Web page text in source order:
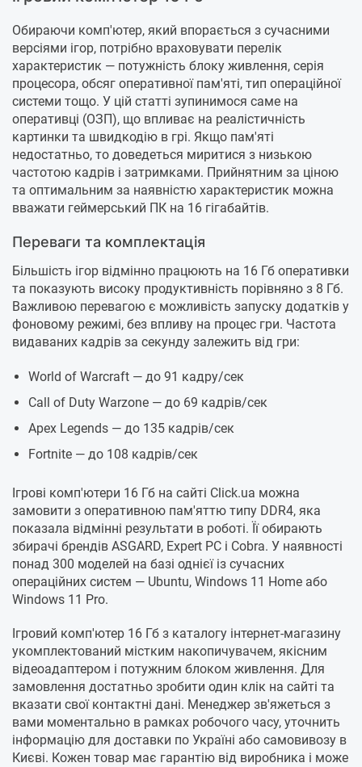
Обираючи комп'ютер, який впорається з сучасними
версіями ігор, потрібно враховувати перелік
характеристик — потужність блоку живлення, серія
процесора, обсяг оперативної пам'яті, тип операційної
системи тощо. У цій статті зупинимося саме на
оперативці (ОЗП), що впливає на реалістичність
картинки та швидкодію в грі. Якщо пам'яті
недостатньо, то доведеться миритися з низькою
частотою кадрів і затримками. Прийнятним за ціною
та оптимальним за наявністю характеристик можна
вважати геймерський ПК на 16 гігабайтів.
Переваги та комплектація
Більшість ігор відмінно працюють на 16 Гб оперативки
та показують високу продуктивність порівняно з 8 Гб.
Важливою перевагою є можливість запуску додатків у
фоновому режимі, без впливу на процес гри. Частота
видаваних кадрів за секунду залежить від гри:
World of Warcraft — до 91 кадру/сек
Call of Duty Warzone — до 69 кадрів/сек
Apex Legends — до 135 кадрів/сек
Fortnite — до 108 кадрів/сек
Ігрові комп'ютери 16 Гб на сайті Click.ua можна
замовити з оперативною пам'яттю типу DDR4, яка
показала відмінні результати в роботі. Її обирають
збирачі брендів ASGARD, Expert PC і Cobra. У наявності
понад 300 моделей на базі однієї із сучасних
операційних систем — Ubuntu, Windows 11 Home або
Windows 11 Pro.
Ігровий комп'ютер 16 Гб з каталогу інтернет-магазину
укомплектований містким накопичувачем, якісним
відеоадаптером і потужним блоком живлення. Для
замовлення достатньо зробити один клік на сайті та
вказати свої контактні дані. Менеджер зв'яжеться з
вами моментально в рамках робочого часу, уточнить
інформацію для доставки по Україні або самовивозу в
Києві. Кожен товар має гарантію від виробника і може